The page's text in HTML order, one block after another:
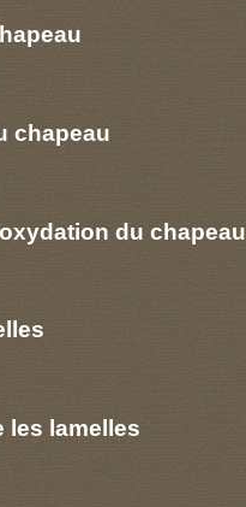
chapeau
du chapeau
les lamelles